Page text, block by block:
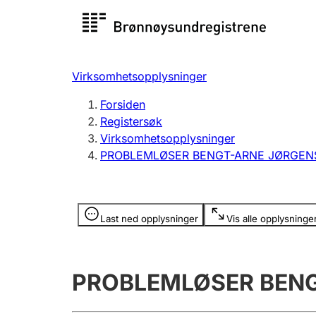
Registersøk
Registrere, endre, slette
Virksomhetsopplysninger
Forsiden
Registersøk
Virksomhetsopplysninger
PROBLEMLØSER BENGT-ARNE
Last ned opplysninger Vis alle
Opplysninger er skjult
PROBLEMLØSER